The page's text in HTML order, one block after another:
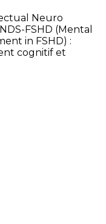
Neuro
FSHD (Mental
in FSHD) :
cognitif et